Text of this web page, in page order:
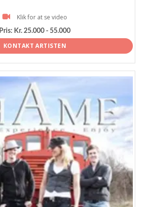
Klik for at se video
Pris: Kr. 25.000 - 55.000
KONTAKT ARTISTEN